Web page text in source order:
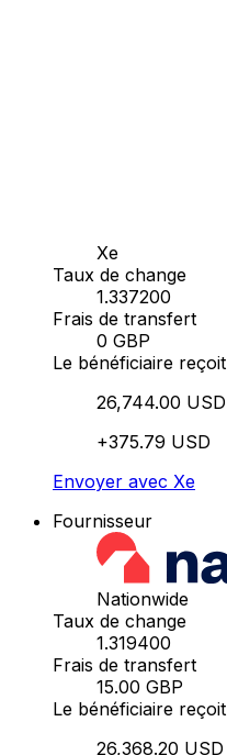
Xe
Taux de change
1.337200
Frais de transfert
0 GBP
Le bénéficiaire reçoit
26,744.00 USD
+375.79 USD
Envoyer avec Xe
Fournisseur
Nationwide
Taux de change
1.319400
Frais de transfert
15.00 GBP
Le bénéficiaire reçoit
26,368.20 USD